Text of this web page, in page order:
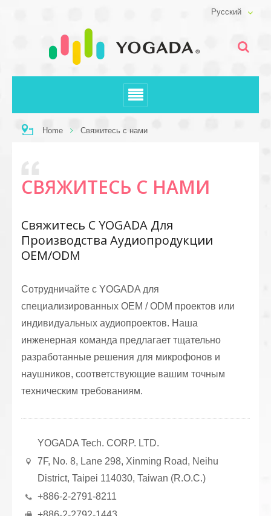
Русский
Home Свяжитесь с нами
СВЯЖИТЕСЬ С НАМИ
Свяжитесь С YOGADA Для
Производства Аудиопродукции
OEM/ODM
Сотрудничайте с YOGADA для
специализированных OEM / ODM проектов или
индивидуальных аудиопроектов. Наша
инженерная команда предлагает тщательно
разработанные решения для микрофонов и
наушников, соответствующие вашим точным
техническим требованиям.
YOGADA Tech. CORP. LTD.
7F, No. 8, Lane 298, Xinming Road, Neihu
District, Taipei 114030, Taiwan (R.O.C.)
+886-2-2791-8211